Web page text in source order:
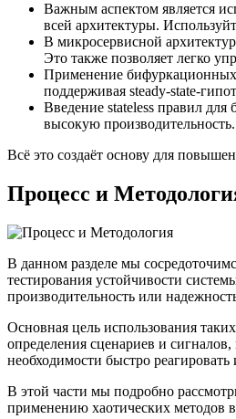
Важным аспектом является
всей архитектуры.
В микросервисной
Это также позволяет легко
Применение бифуркационных
поддерживая steady-state-
Введение stateless правил
высокую производительность.
Всё это создаёт основу для
Процесс и
В данном разделе мы
тестирования устойчивости
производительность или
Основная цель использования
определения сценариев и
необходимости быстро
В этой части мы подробно
применению хаотических методов